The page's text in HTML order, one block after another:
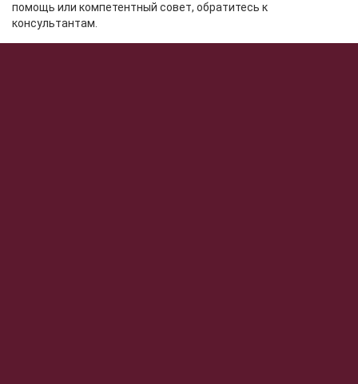
помощь или компетентный совет, обратитесь к
консультантам.